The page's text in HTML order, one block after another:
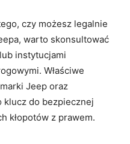
czy ⁣możesz ⁣legalnie⁤
warto skonsultować
instytucjami
Właściwe
Jeep oraz
⁢klucz do bezpiecznej
kłopotów z ⁢prawem.